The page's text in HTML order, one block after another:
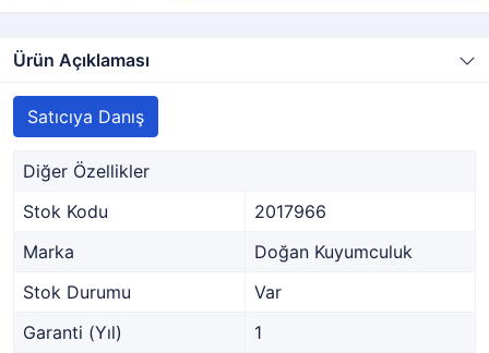
Ürün Açıklaması
Satıcıya Danış
Diğer Özellikler
Stok Kodu
2017966
Marka
Doğan Kuyumculuk
Stok Durumu
Var
Garanti (Yıl)
1